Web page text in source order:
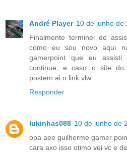
André Player 10 de junho de
Finalmente terminei de
como eu sou novo aqui
gamerpoint que eu assisti
continue, e caso o site do
postem ai o link vlw.
Responder
lukinhas088 10 de junho de
opa aee guilherme gamer
cara axo isso otimo vei vc e